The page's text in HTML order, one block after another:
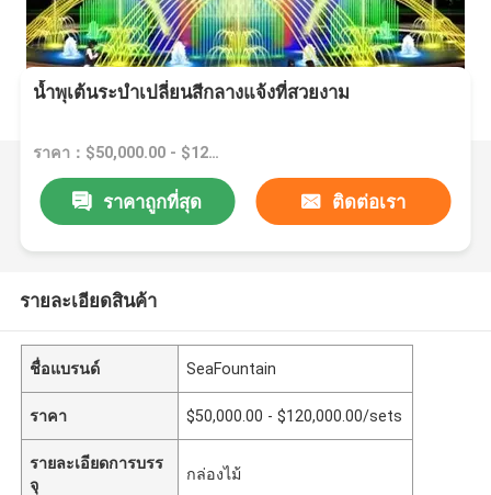
น้ำพุเต้นระบำเปลี่ยนสีกลางแจ้งที่สวยงาม
ราคา：$50,000.00 - $120,000.00/sets
ราคาถูกที่สุด ติดต่อเรา
รายละเอียดสินค้า
ชื่อแบรนด์ SeaFountain
ราคา $50,000.00 - $120,000.00/sets
รายละเอียดการบรร
จุ
กล่องไม้